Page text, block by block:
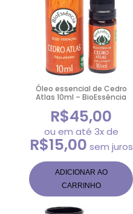
Óleo essencial de Cedro
Atlas 10ml – BioEssência
R$45,00
ou em até 3x de
R$15,00 sem juros
ADICIONAR AO
CARRINHO